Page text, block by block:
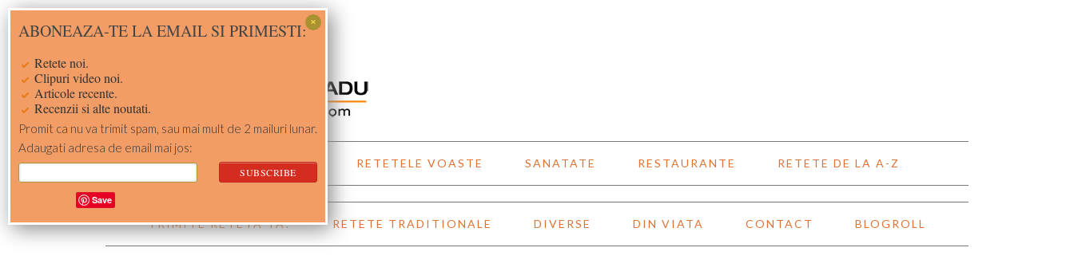
Skip
to
Skip
to
Skip
to
Skip
to
ACASA RETETE RETETELE VOASTE SANATATE RESTAURANTE RETETE DE LA A-Z
TRIMITE RETETA TA! RETETE TRADITIONALE DIVERSE DIN VIATA CONTACT BLOGROLL
ABONEAZA-TE LA EMAIL SI PRIMESTI:
Retete noi.
Clipuri video noi.
Articole recente.
Recenzii si alte noutati.
Promit ca nu va trimit spam, sau mai mult de 2 mailuri lunar.
Adaugati adresa de email mai jos:
Save